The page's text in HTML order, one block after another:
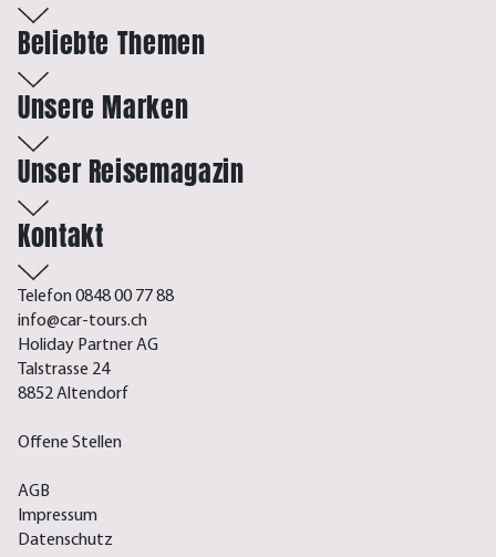
Beliebte Themen
Unsere Marken
Unser Reisemagazin
Kontakt
Telefon 0848 00 77 88
info@car-tours.ch
Holiday Partner AG
Talstrasse 24
8852 Altendorf
Offene Stellen
AGB
Impressum
Datenschutz